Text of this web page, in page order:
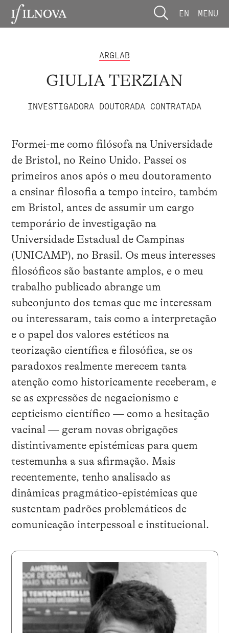
EN MENU
ARGLAB
GIULIA TERZIAN
INVESTIGADORA DOUTORADA CONTRATADA
Formei-me como filósofa na Universidade
de Bristol, no Reino Unido. Passei os
primeiros anos após o meu doutoramento
a ensinar filosofia a tempo inteiro, também
em Bristol, antes de assumir um cargo
temporário de investigação na
Universidade Estadual de Campinas
(UNICAMP), no Brasil. Os meus interesses
filosóficos são bastante amplos, e o meu
trabalho publicado abrange um
subconjunto dos temas que me interessam
ou interessaram, tais como a interpretação
e o papel dos valores estéticos na
teorização científica e filosófica, se os
paradoxos realmente merecem tanta
atenção como historicamente receberam, e
se as expressões de negacionismo e
cepticismo científico — como a hesitação
vacinal — geram novas obrigações
distintivamente epistémicas para quem
testemunha a sua afirmação. Mais
recentemente, tenho analisado as
dinâmicas pragmático-epistémicas que
sustentam padrões problemáticos de
comunicação interpessoal e institucional.